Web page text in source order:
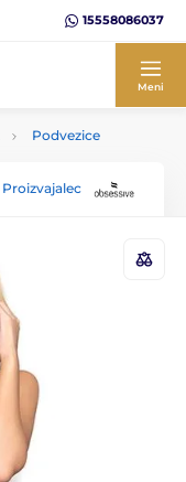
15558086037
Meni
Podvezice
Proizvajalec